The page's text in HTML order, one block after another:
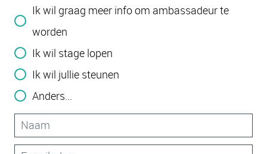
Ik wil graag meer info om ambassadeur te
worden
Ik wil stage lopen
Ik wil jullie steunen
Anders...